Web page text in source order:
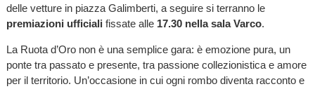
delle vetture in piazza Galimberti, a seguire si terranno le
premiazioni ufficiali fissate alle 17.30 nella sala Varco.
La Ruota d’Oro non è una semplice gara: è emozione pura, un
ponte tra passato e presente, tra passione collezionistica e amore
per il territorio. Un’occasione in cui ogni rombo diventa racconto e